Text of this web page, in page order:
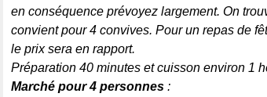
en conséquence prévoyez largement. On
convient pour 4 convives. Pour un repas de
le prix sera en rapport.
Préparation 40 minutes et cuisson environ 1
Marché pour 4 personnes :